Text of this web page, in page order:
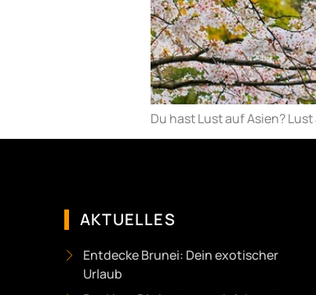
Du hast Lust auf Asien?
AKTUELLES
Entdecke Brunei: Dein exotischer
Urlaub